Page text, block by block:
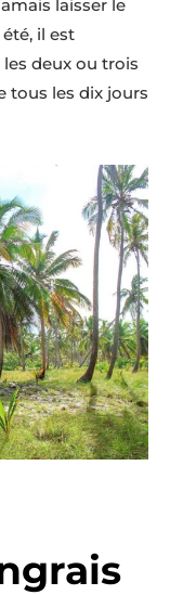
laisser le
il est
deux ou trois
tous les dix jours